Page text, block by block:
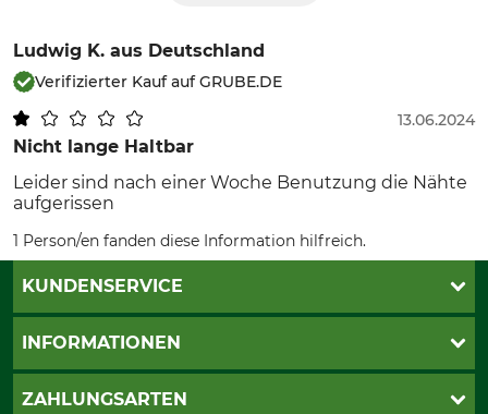
Ludwig K. aus Deutschland
Verifizierter Kauf auf GRUBE.DE
Nicht lange Haltbar
13.06.2024
Leider sind nach einer Woche Benutzung die Nähte
aufgerissen
1 Person/en fanden diese Information hilfreich.
KUNDENSERVICE
Live-Shopping
INFORMATIONEN
AGB
ZAHLUNGSARTEN